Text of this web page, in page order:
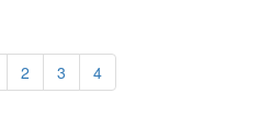
2 3 4